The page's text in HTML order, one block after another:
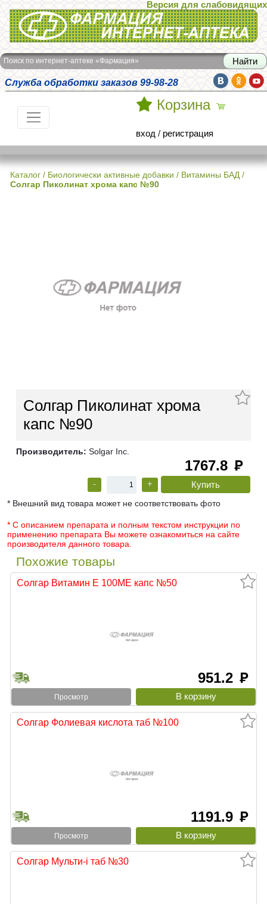
Интернет-аптека Фармация
Версия для слабовидящих
Поиск по интернет-аптеке «Фармация»
Служба обработки заказов 99-98-28
Корзина
вход / регистрация
Каталог / Биологически активные добавки / Витамины БАД /
Солгар Пиколинат хрома капс №90
Солгар Пиколинат хрома
капс №90
Производитель: Solgar Inc.
1767.8 руб
- +
* Внешний вид товара может не соответствовать фото
* С описанием препарата и полным текстом инструкции по
применению препарата Вы можете ознакомиться на сайте
производителя данного товара.
Похожие товары
Солгар Витамин Е 100МЕ капс №50
951.2 руб
Просмотр
Солгар Фолиевая кислота таб №100
1191.9 руб
Просмотр
Солгар Мульти-i таб №30